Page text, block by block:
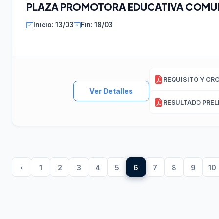
PLAZA PROMOTORA EDUCATIVA
Inicio: 13/03 Fin: 18/03
Ver Detalles
‹ 1 2 3 4 5 6 7 8 9 10